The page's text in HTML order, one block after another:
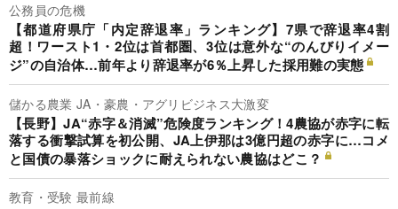
公務員の危機
【都道府県庁「内定辞退率」ランキング】7県で辞退率4割
超！ワースト1・2位は首都圏、3位は意外な“のんびりイメー
ジ”の自治体…前年より辞退率が6％上昇した採用難の実態
儲かる農業 JA・豪農・アグリビジネス大激変
【長野】JA“赤字＆消滅”危険度ランキング！4農協が赤字に転
落する衝撃試算を初公開、JA上伊那は3億円超の赤字に…コメ
と国債の暴落ショックに耐えられない農協はどこ？
教育・受験 最前線